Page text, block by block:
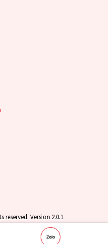
reserved. Version 2.0.1